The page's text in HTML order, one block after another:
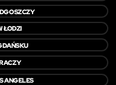
ŁODZI
ANGELES